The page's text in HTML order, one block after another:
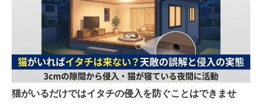
猫がいるだけではイタチの侵入を防ぐことはできませ